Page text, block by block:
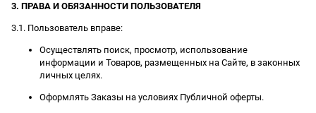
3. ПРАВА И ОБЯЗАННОСТИ ПОЛЬЗОВАТЕЛЯ
3.1. Пользователь вправе:
Осуществлять поиск, просмотр, использование
информации и Товаров, размещенных на Сайте, в законных
личных целях.
Оформлять Заказы на условиях Публичной оферты.